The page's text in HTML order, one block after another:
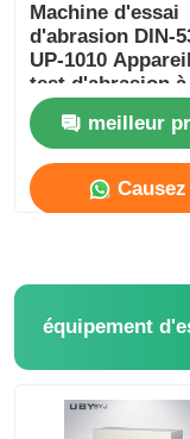
Machine d'essai
d'abrasion DIN-
UP-1010
test d'abrasion à
écran
chaussures
meilleur
Causez
équipement